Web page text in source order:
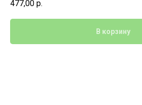
477,00 р.
В корзину